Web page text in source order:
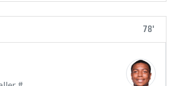
78'